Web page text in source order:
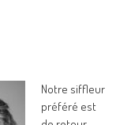
Notre siffleur
préféré est